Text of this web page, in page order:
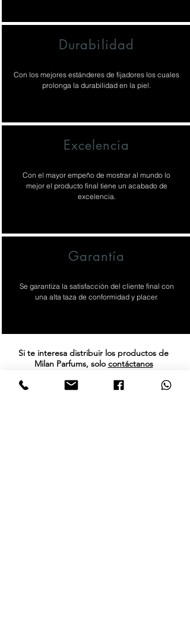
Durabilidad
Con los mejores estánderes de fijadores los cuales
prolonga la durabilidad en la piel.
Excelencia
Con el mayor empeño de mostrar al mundo lo
mejor el producto final tiene un acabado de
excelencia.
Garantía
Se garantiza la satisfacción del cliente final con
una alta taza de conformidad y placer.
Si te interesa distribuir los productos de
Milan Parfums, solocontáctanos